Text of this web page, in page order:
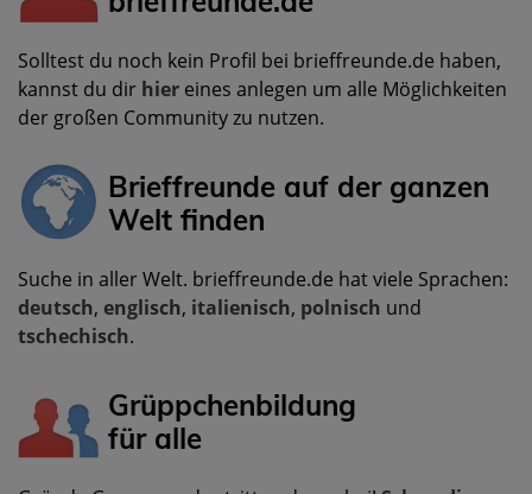
Solltest du noch kein Profil bei brieffreunde.de haben,
kannst du dir hier eines anlegen um alle Möglichkeiten
der großen Community zu nutzen.
Brieffreunde auf der ganzen
Welt finden
Suche in aller Welt. brieffreunde.de hat viele Sprachen:
deutsch, englisch, italienisch, polnisch und
tschechisch.
Grüppchenbildung
für alle